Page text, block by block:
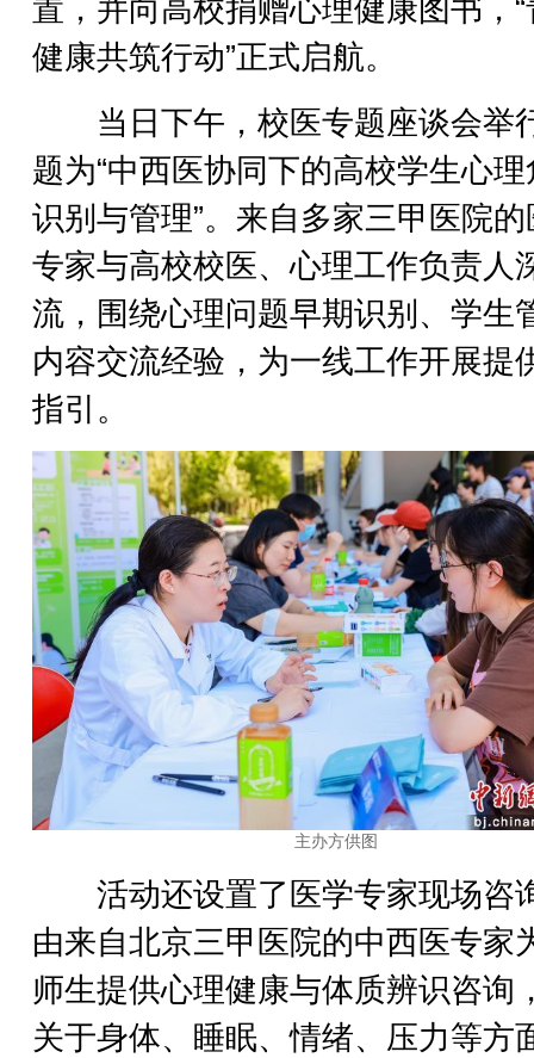
置，并向高校捐赠心理健康图书，
健康共筑行动”正式启航。
当日下午，校医专题座谈会举
题为“中西医协同下的高校学生心
识别与管理”。来自多家三甲医院
专家与高校校医、心理工作负责人
流，围绕心理问题早期识别、学生
内容交流经验，为一线工作开展提
指引。
主办方供图
活动还设置了医学专家现场咨
由来自北京三甲医院的中西医专家
师生提供心理健康与体质辨识咨询
关于身体、睡眠、情绪、压力等方